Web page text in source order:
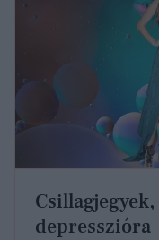
depresszióra